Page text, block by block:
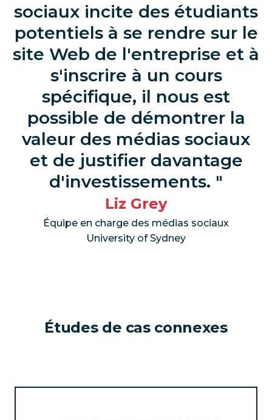
sociaux incite des étudiants
potentiels à se rendre sur le
site Web de l'entreprise et à
s'inscrire à un cours
spécifique, il nous est
possible de démontrer la
valeur des médias sociaux
et de justifier davantage
d'investissements.
Liz Grey
Équipe en charge des médias sociaux
University of Sydney
Études de cas connexes